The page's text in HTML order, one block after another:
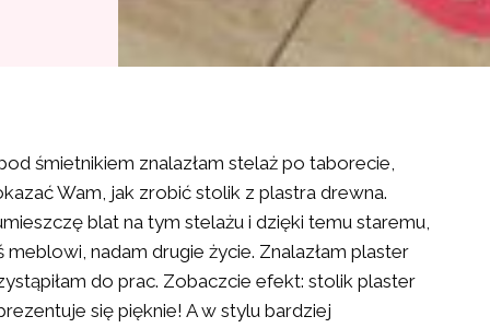
śmietnikiem znalazłam stelaż po taborecie,
Wam, jak zrobić stolik z plastra drewna.
blat na tym stelażu i dzięki temu staremu,
nadam drugie życie. Znalazłam plaster
do prac. Zobaczcie efekt: stolik plaster
się pięknie! A w stylu bardziej